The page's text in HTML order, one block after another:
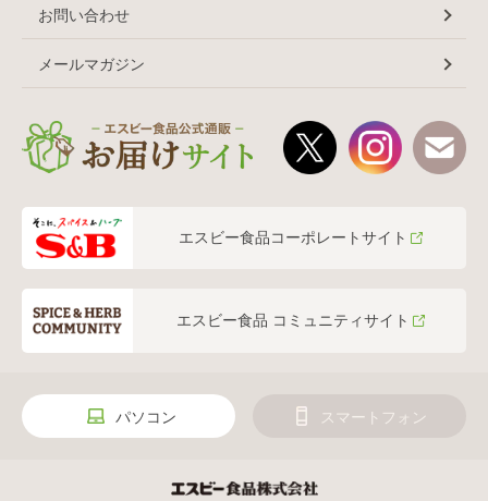
お問い合わせ
メールマガジン
エスビー食品コーポレートサイト
エスビー食品 コミュニティサイト
パソコン スマートフォン